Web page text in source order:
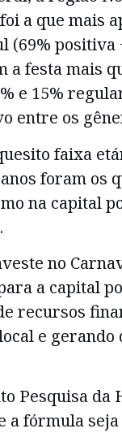
a que mais
(69%
festa mais
e 15%
entre os
faixa
foram os
na capital
no
a capital
recursos
e gerando
Pesquisa da
a fórmula